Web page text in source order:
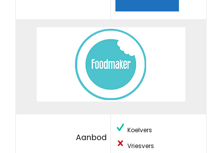
Aanbod
Koelvers
Vriesvers